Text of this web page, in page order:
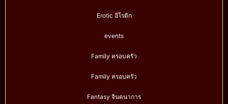
Erotic อีโรติก
events
Family ครอบครัว
Family ครอบครัว
Fantasy จินตนาการ